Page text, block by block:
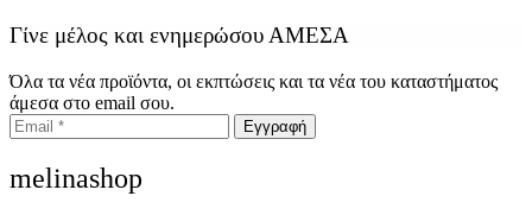
Γίνε μέλος και ενημερώσου ΑΜΕΣΑ
Όλα τα νέα προϊόντα, οι εκπτώσεις και τα νέα του καταστήματος
άμεσα στο email σου.
melinashop